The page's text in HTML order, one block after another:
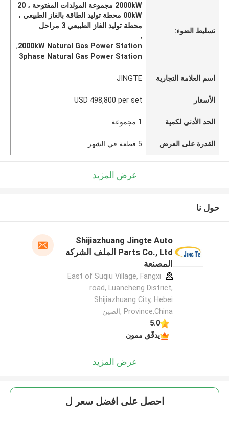
تسليط الضوء:
2000kW مجموعة المولدات المفتوحة ، 20
00kW محطة توليد الطاقة بالغاز الطبيعي ،
محطة توليد الغاز الطبيعي 3 مراحل
,
2000kW Natural Gas Power Station
,
3phase Natural Gas Power Station
اسم العلامة التجارية JINGTE
الأسعار USD 498,800 per set
الحد الأدنى لكمية 1 مجموعة
القدرة على العرض 5 قطعة في الشهر
عرض المزيد
حول نا
Shijiazhuang Jingte Auto
Parts Co., Ltd الملف الشركة
المصنعة
East of Suqiu Village, Fangxi
road, Luancheng District,
Shijiazhuang City, Hebei
Province,China ,الصين
5.0
يدقّق ممون
عرض المزيد
احصل على افضل سعر ل